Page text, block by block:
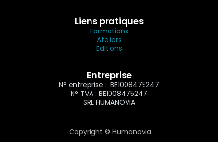
Liens pratiques
Formations
Ateliers
Editions
Entreprise
N° entreprise : BE1008475247
N° TVA : BE1008475247
SRL HUMANOVIA
Copyright © Humanovia